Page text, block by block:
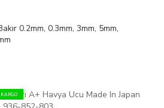
0.2mm, 0.3mm, 3mm, 5mm,